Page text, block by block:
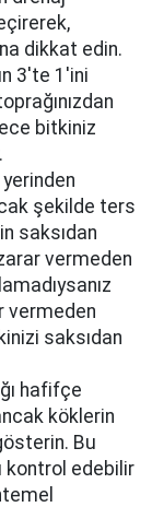
dikkat edin.
3'te 1'ini
bitkiniz
şekilde ters
saksıdan
vermeden
vermeden
saksıdan
hafifçe
köklerin
Bu
kontrol edebilir